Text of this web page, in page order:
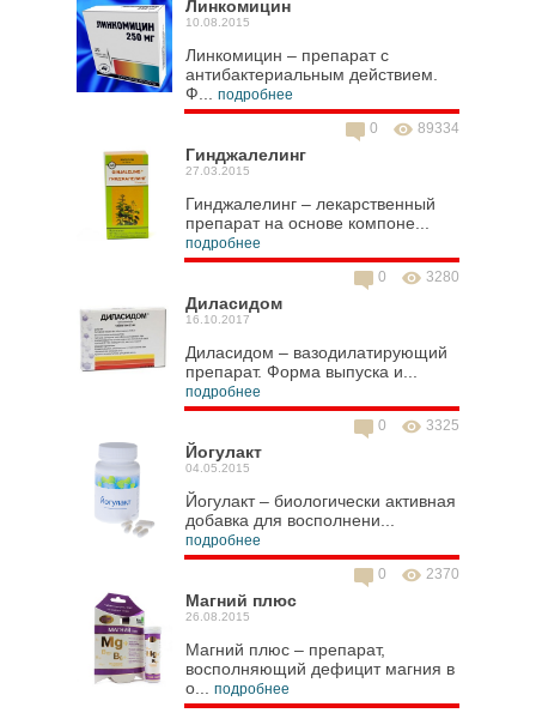
Линкомицин
10.08.2015
Линкомицин – препарат с
антибактериальным действием.
Ф... подробнее
89334
0
Гинджалелинг
27.03.2015
Гинджалелинг – лекарственный
препарат на основе компоне...
подробнее
3280
0
Диласидом
16.10.2017
Диласидом – вазодилатирующий
препарат. Форма выпуска и...
подробнее
3325
0
Йогулакт
04.05.2015
Йогулакт – биологически активная
добавка для восполнени...
подробнее
2370
0
Магний плюс
26.08.2015
Магний плюс – препарат,
восполняющий дефицит магния в
о... подробнее